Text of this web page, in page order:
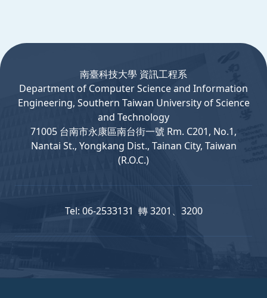
南臺科技大學 資訊工程系
Departmentof ComputerScience and Information
Engineering, Southern Taiwan University of Science
and Technology
71005 台南市永康區南台街一號 Rm. C201, No.1,
Nantai St., Yongkang Dist., Tainan City, Taiwan
(R.O.C.)
Tel: 06-2533131 轉 3201、3200